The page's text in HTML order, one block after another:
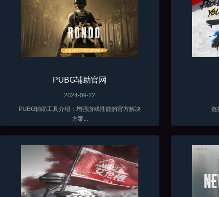
PUBG辅助官网
2024-09-22
PUBG辅助工具介绍：增强游戏性能的官方解决
方案...
选